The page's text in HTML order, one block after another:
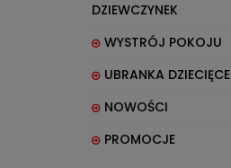
DZIEWCZYNEK
WYSTRÓJ POKOJU
UBRANKA DZIECIĘCE
NOWOŚCI
PROMOCJE